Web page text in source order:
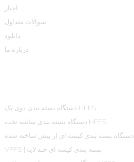
اخبار
سوالات متداول
دانلود
درباره ما
دستگاه بسته بندی دوی پک HFFS
دستگاه بسته بندی ساشه تخت HFFS
دستگاه بسته بندی کیسه ای از پیش ساخته شده
VFFS | بسته بندی کیسه ای چند لایه